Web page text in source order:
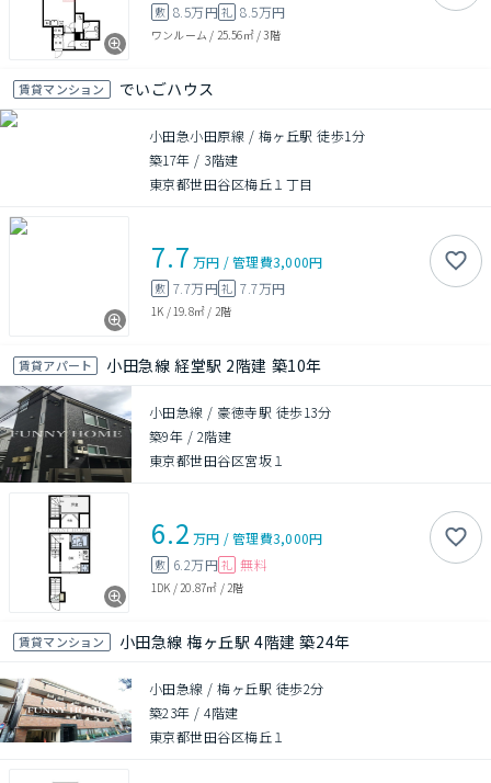
敷 8.5万円礼 8.5万円
ワンルーム / 25.56㎡/3階
賃貸マンション でいごハウス
小田急小田原線 / 梅ヶ丘駅 徒歩1分
築17年 / 3階建
東京都世田谷区梅丘１丁目
7.7 万円 /管理費3,000円
敷 7.7万円礼 7.7万円
1K / 19.8㎡ / 2階
賃貸アパート 小田急線 経堂駅 2階建 築10年
小田急線 / 豪徳寺駅 徒歩13分
築9年 / 2階建
東京都世田谷区宮坂１
6.2 万円 /管理費3,000円
敷 6.2万円 礼 無料
1DK / 20.87㎡ / 2階
賃貸マンション 小田急線 梅ヶ丘駅 4階建 築24年
小田急線 / 梅ヶ丘駅 徒歩2分
築23年 /4階建
東京都世田谷区梅丘１